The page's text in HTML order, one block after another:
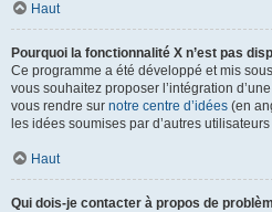
Haut
Pourquoi la fonctionnalité X n’est pas
Ce programme a été développé et mis
vous souhaitez proposer l’intégration
vous rendre sur notre centre d’idées (en
les idées soumises par d’autres
Haut
Qui dois-je contacter à propos de